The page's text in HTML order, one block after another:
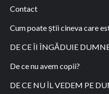
Contact
Cum poate știi cineva care
DE CE ÎI ÎNGĂDUIE
De ce nu avem copii?
DE CE NU ÎL VEDEM PE